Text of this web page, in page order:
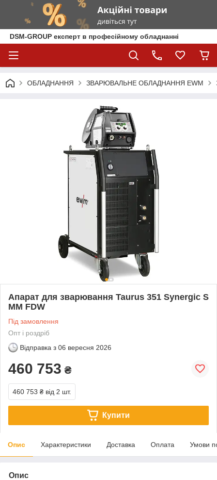
DSM-GROUP експерт в професійному обладнанні
ОБЛАДНАННЯ ЗВАРЮВАЛЬНЕ ОБЛАДНАННЯ EWM
Апарат для зварювання Taurus 351 Synergic S
MM FDW
Під замовлення
Опт і роздріб
Відправка з 06 вересня 2026
460 753 ₴
460 753 ₴ від 2 шт.
Купити
Опис Характеристики Доставка Оплата Умови
Опис